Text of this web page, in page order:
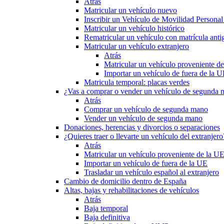
Matricular un vehículo nuevo
Inscribir un Vehículo de Movilidad
Matricular un vehículo histórico
Rematricular un vehículo con matrícula
Matricular un vehículo extranjero
Atrás
Matricular un vehículo proveniente
Importar un vehículo de fuera de la
Matricula temporal: placas verdes
¿Vas a comprar o vender un vehículo de segunda
Atrás
Comprar un vehículo de segunda mano
Vender un vehículo de segunda mano
Donaciones, herencias y divorcios o separaciones
¿Quieres traer o llevarte un vehículo del
Atrás
Matricular un vehículo proveniente de la UE
Importar un vehículo de fuera de la UE
Trasladar un vehículo español al extranjero
Cambio de domicilio dentro de España
Altas, bajas y rehabilitaciones de vehículos
Atrás
Baja temporal
Baja definitiva